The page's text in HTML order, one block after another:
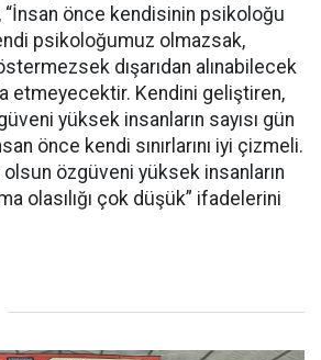
“İnsan önce kendisinin psikoloğu
psikoloğumuz olmazsak,
dışarıdan alınabilecek
etmeyecektir. Kendini geliştiren,
yüksek insanların sayısı gün
önce kendi sınırlarını iyi çizmeli.
olsun özgüveni yüksek insanların
olasılığı çok düşük” ifadelerini